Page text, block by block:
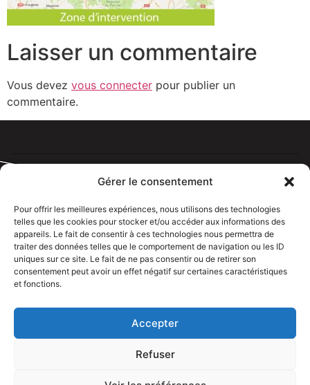
Gérer le consentement
Pour offrir les meilleures expériences, nous utilisons des technologies
telles que les cookies pour stocker et/ou accéder aux informations des
appareils. Le fait de consentir à ces technologies nous permettra de
traiter des données telles que le comportement de navigation ou les ID
uniques sur ce site. Le fait de ne pas consentir ou de retirer son
consentement peut avoir un effet négatif sur certaines caractéristiques
et fonctions.
Accepter
Refuser
Laisser un commentaire
Vous devez vous connecter pour publier un
commentaire.
Tous droits réservé @rdelectricien.fr –Mentions légales–
Recrutement–
Siege social :82 rue Jeanne d’Arc – 76000 Rouen
Bureau et showroom :